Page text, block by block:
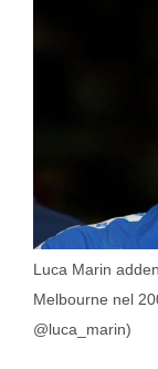
Luca Marin
Melbourne nel
@luca_marin)